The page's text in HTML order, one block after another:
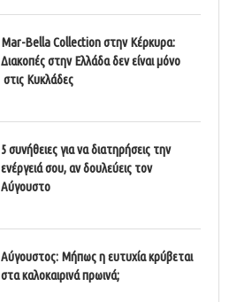
Mar-Bella Collection στην Κέρκυρα:
Διακοπές στην Ελλάδα δεν είναι μόνο
στις Κυκλάδες
5 συνήθειες για να διατηρήσεις την
ενέργειά σου, αν δουλεύεις τον
Αύγουστο
Αύγουστος: Μήπως η ευτυχία κρύβεται
στα καλοκαιρινά πρωινά;